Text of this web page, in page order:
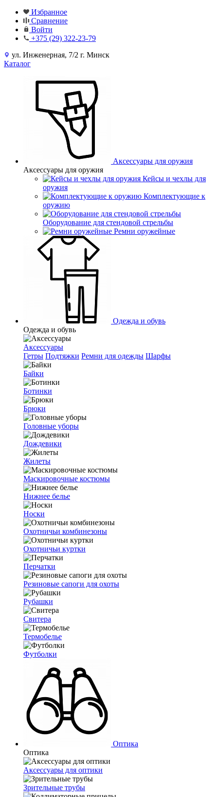
Избранное
Сравнение
Войти
+375 (29) 322-23-79
ул. Инженерная, 7/2 г. Минск
Каталог
Аксессуары для оружия
Аксессуары для оружия
Кейсы и чехлы для
оружия
Комплектующие к
оружию
Оборудование для стендовой стрельбы
Ремни оружейные
Одежда и обувь
Одежда и обувь
Аксессуары
Гетры Подтяжки Ремни для одежды Шарфы
Байки
Ботинки
Брюки
Головные уборы
Дождевики
Жилеты
Маскировочные костюмы
Нижнее белье
Носки
Охотничьи комбинезоны
Охотничьи куртки
Перчатки
Резиновые сапоги для охоты
Рубашки
Свитера
Термобелье
Футболки
Оптика
Оптика
Аксессуары для оптики
Зрительные трубы